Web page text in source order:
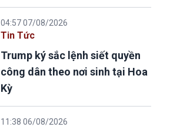
04:57 07/08/2026
Tin Tức
Trump ký sắc lệnh siết quyền
công dân theo nơi sinh tại Hoa
Kỳ
11:38 06/08/2026